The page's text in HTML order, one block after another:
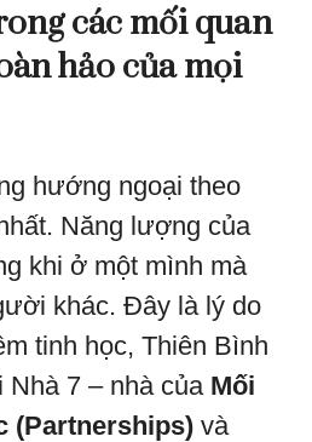
các mối quan
hảo của mọi
hướng ngoại theo
Năng lượng của
khi ở một mình mà
khác. Đây là lý do
tinh học, Thiên Bình
7 – nhà của Mối
(Partnerships) và